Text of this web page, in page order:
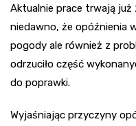
Aktualnie prace trwają już
niedawno, że opóźnienia
pogody ale również z
odrzuciło część
do poprawki.
Wyjaśniając przyczyny